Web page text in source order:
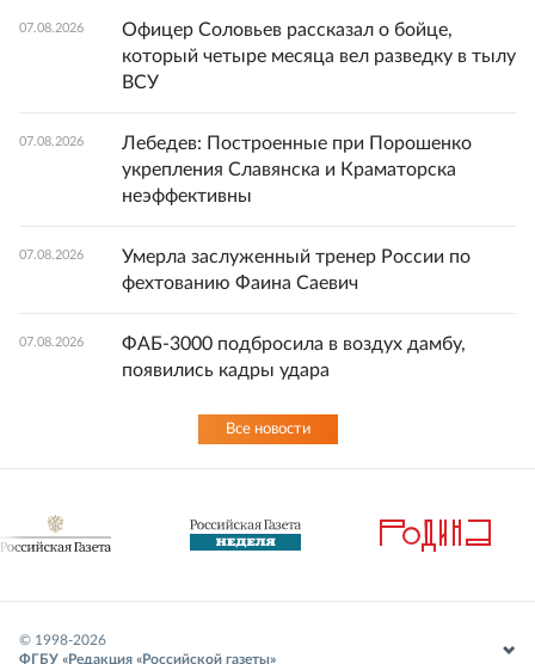
07.08.2026
Офицер Соловьев рассказал о бойце,
который четыре месяца вел разведку в тылу
ВСУ
07.08.2026
Лебедев: Построенные при Порошенко
укрепления Славянска и Краматорска
неэффективны
07.08.2026
Умерла заслуженный тренер России по
фехтованию Фаина Саевич
07.08.2026
ФАБ-3000 подбросила в воздух дамбу,
появились кадры удара
Все новости
© 1998-2026
ФГБУ «Редакция «Российской газеты»